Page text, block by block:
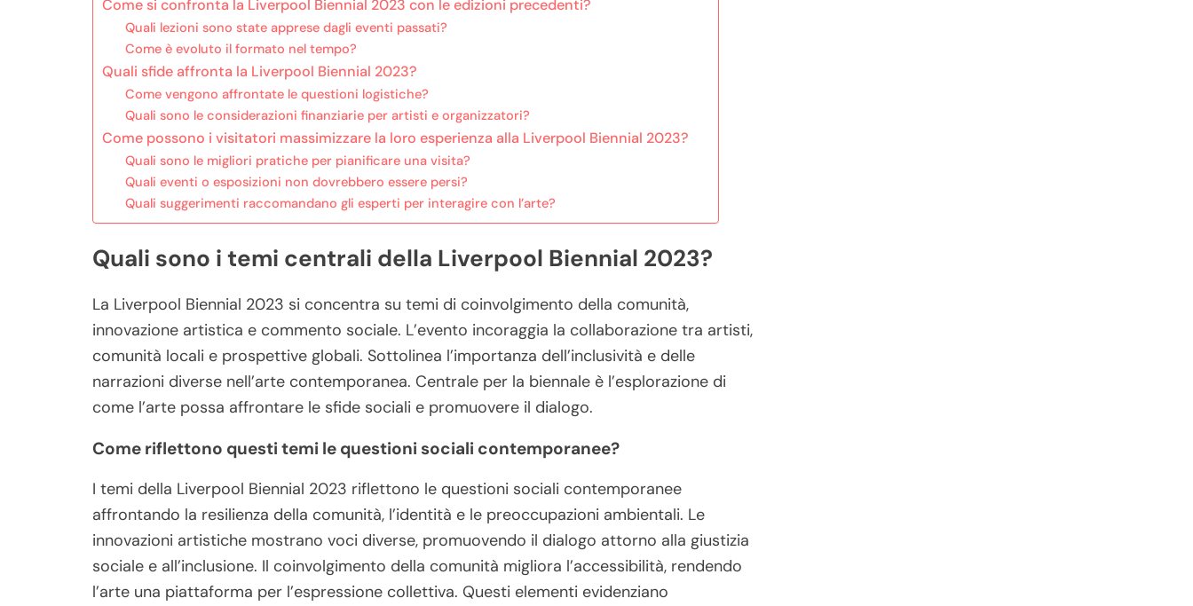
Come si confronta la Liverpool Biennial 2023 con le edizioni precedenti?
Quali lezioni sono state apprese dagli eventi passati?
Come è evoluto il formato nel tempo?
Quali sfide affronta la Liverpool Biennial 2023?
Come vengono affrontate le questioni logistiche?
Quali sono le considerazioni finanziarie per artisti e organizzatori?
Come possono i visitatori massimizzare la loro esperienza alla Liverpool Biennial 2023?
Quali sono le migliori pratiche per pianificare una visita?
Quali eventi o esposizioni non dovrebbero essere persi?
Quali suggerimenti raccomandano gli esperti per interagire con l’arte?
Quali sono i temi centrali della Liverpool Biennial 2023?
La Liverpool Biennial 2023 si concentra su temi di coinvolgimento della comunità,
innovazione artistica e commento sociale. L’evento incoraggia la collaborazione tra artisti,
comunità locali e prospettive globali. Sottolinea l’importanza dell’inclusività e delle
narrazioni diverse nell’arte contemporanea. Centrale per la biennale è l’esplorazione di
come l’arte possa affrontare le sfide sociali e promuovere il dialogo.
Come riflettono questi temi le questioni sociali contemporanee?
I temi della Liverpool Biennial 2023 riflettono le questioni sociali contemporanee
affrontando la resilienza della comunità, l’identità e le preoccupazioni ambientali. Le
innovazioni artistiche mostrano voci diverse, promuovendo il dialogo attorno alla giustizia
sociale e all’inclusione. Il coinvolgimento della comunità migliora l’accessibilità, rendendo
l’arte una piattaforma per l’espressione collettiva. Questi elementi evidenziano